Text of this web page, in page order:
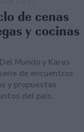
de cenas
y cocinas
Mundo y Karas
de encuentros
y propuestas
del país.